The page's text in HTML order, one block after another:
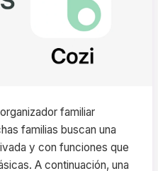
familiar
familias buscan una
y con funciones que
A continuación, una